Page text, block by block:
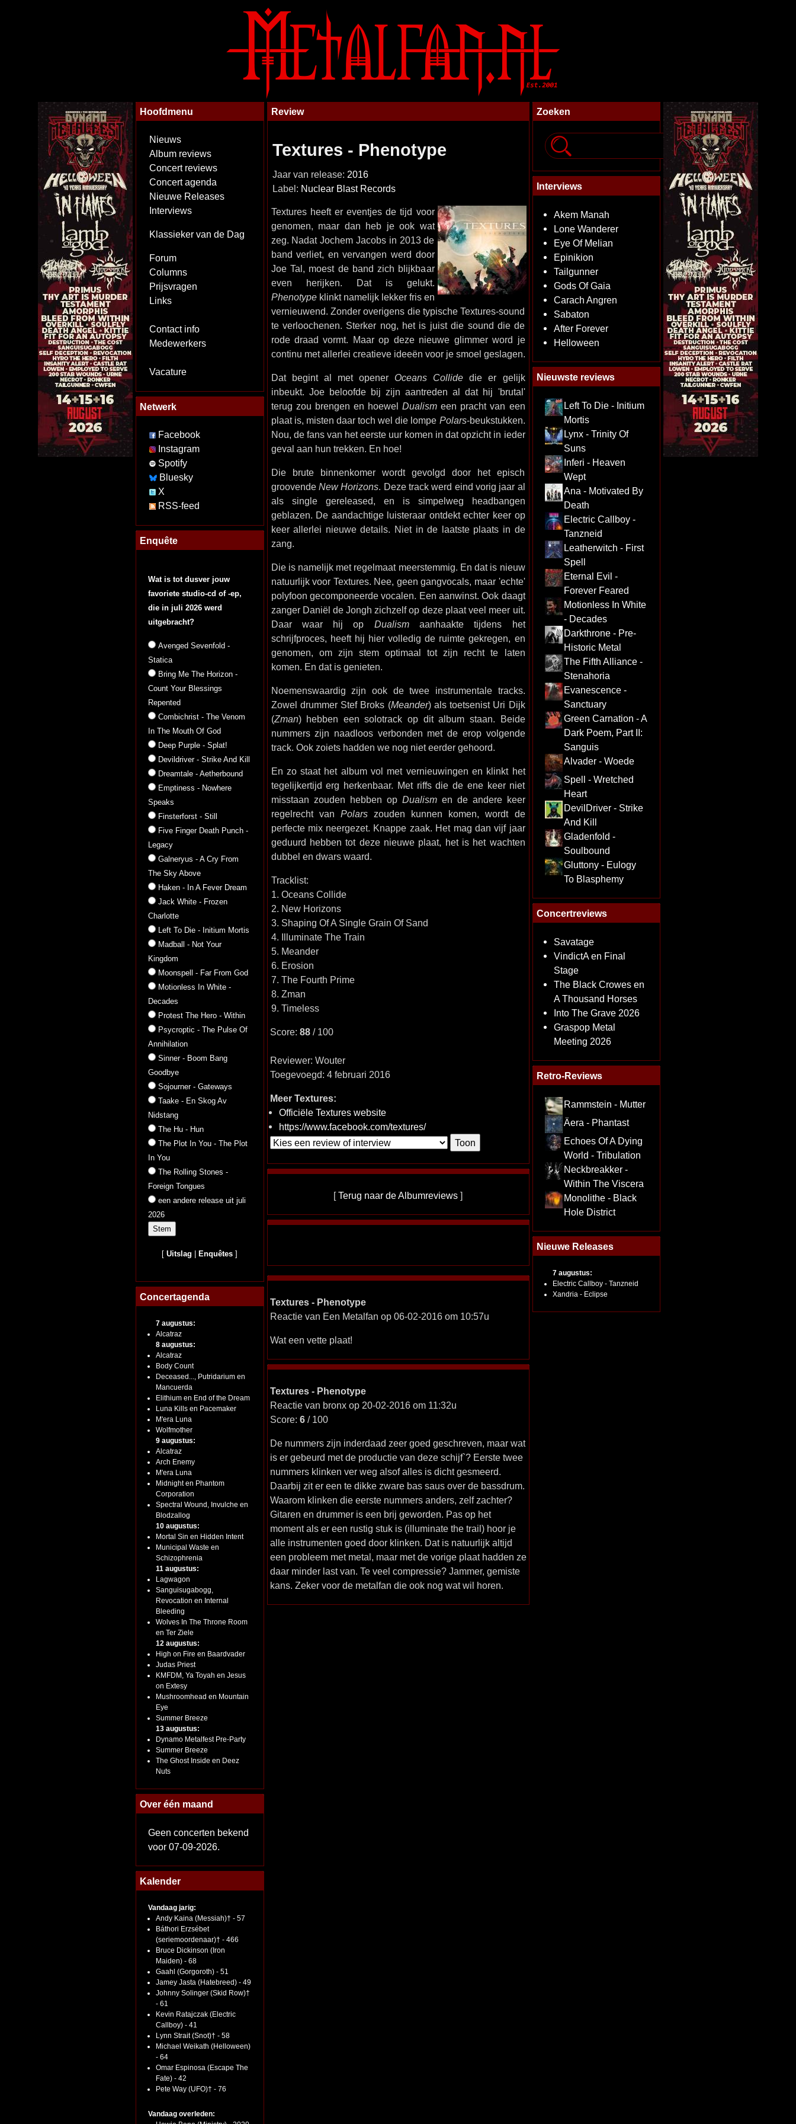
Hoofdmenu
Nieuws
Album reviews
Concert reviews
Concert agenda
Nieuwe Releases
Interviews
Klassieker van de Dag
Forum
Columns
Prijsvragen
Links
Contact info
Medewerkers
Vacature
Netwerk
Facebook
Instagram
Spotify
Bluesky
X
RSS-feed
Enquête
Wat is tot dusver jouw
favoriete studio-cd of -ep,
die in juli 2026 werd
uitgebracht?
Avenged Sevenfold -
Statica
Bring Me The Horizon -
Count Your Blessings
Repented
Combichrist - The Venom
In The Mouth Of God
Deep Purple - Splat!
Devildriver - Strike And Kill
Dreamtale - Aetherbound
Emptiness - Nowhere
Speaks
Finsterforst - Still
Five Finger Death Punch -
Legacy
Galneryus - A Cry From
The Sky Above
Haken - In A Fever Dream
Jack White - Frozen
Charlotte
Left To Die - Initium Mortis
Madball - Not Your
Kingdom
Moonspell - Far From God
Motionless In White -
Decades
Protest The Hero - Within
Psycroptic - The Pulse Of
Annihilation
Sinner - Boom Bang
Goodbye
Sojourner - Gateways
Taake - En Skog Av
Nidstang
The Hu - Hun
The Plot In You - The Plot
In You
The Rolling Stones -
Foreign Tongues
een andere release uit juli
2026
[Uitslag Enquêtes ]
Concertagenda
7 augustus:
Alcatraz
8 augustus:
Alcatraz
Body Count
Deceased..., Putridarium en
Mancuerda
Elithium en End of the Dream
Luna Kills en Pacemaker
M'era Luna
Wolfmother
9 augustus:
Alcatraz
Arch Enemy
M'era Luna
Midnight en Phantom
Corporation
Spectral Wound, Invulche en
Blodzallog
10 augustus:
Mortal Sin en Hidden Intent
Municipal Waste en
Schizophrenia
11 augustus:
Lagwagon
Sanguisugabogg,
Revocation en Internal
Bleeding
Wolves In The Throne Room
en Ter Ziele
12 augustus:
High on Fire en Baardvader
Judas Priest
KMFDM, Ya Toyah en Jesus
on Extesy
Mushroomhead en Mountain
Eye
Summer Breeze
13 augustus:
Dynamo Metalfest Pre-Party
Summer Breeze
The Ghost Inside en Deez
Nuts
Over één maand
Geen concerten bekend
voor 07-09-2026.
Kalender
Vandaag jarig:
Andy Kaina (Messiah)† - 57
Báthori Erzsébet
(seriemoordenaar)† - 466
Bruce Dickinson (Iron
Maiden) - 68
Gaahl (Gorgoroth) - 51
Jamey Jasta (Hatebreed) - 49
Johnny Solinger (Skid Row)†
- 61
Kevin Ratajczak (Electric
Callboy) - 41
Lynn Strait (Snot)† - 58
Michael Weikath (Helloween)
- 64
Omar Espinosa (Escape The
Fate) - 42
Pete Way (UFO)† - 76
Vandaag overleden:
Review
Textures - Phenotype
Jaar van release: 2016
Label: Nuclear Blast Records
Textures heeft er eventjes de tijd voor
genomen, maar dan heb je ook wat
zeg. Nadat Jochem Jacobs in 2013 de
band verliet, en vervangen werd door
Joe Tal, moest de band zich blijkbaar
even herijken. Dat is gelukt.
Phenotypeklinkt namelijk lekker fris en
vernieuwend. Zonder overigens die typische Textures-sound
te verloochenen. Sterker nog, het is juist die sound die de
rode draad vormt. Maar op deze nieuwe glimmer word je
continu met allerlei creatieve ideeën voor je smoel geslagen.
Dat begint al met opener Oceans Collide die er gelijk
inbeukt. Joe beloofde bij zijn aantreden al dat hij 'brutal'
terug zou brengen en hoewelDualism een pracht van een
plaat is, misten daar toch wel die lompe Polars-beukstukken.
Nou, de fans van het eerste uur komen in dat opzicht in ieder
geval aan hun trekken. En hoe!
Die brute binnenkomer wordt gevolgd door het episch
groovende New Horizons. Deze track werd eind vorig jaar al
als single gereleased, en is simpelweg headbangen
geblazen. De aandachtige luisteraar ontdekt echter keer op
keer allerlei nieuwe details. Niet in de laatste plaats in de
zang.
Die is namelijk met regelmaat meerstemmig. En dat is nieuw
natuurlijk voor Textures. Nee, geen gangvocals, maar 'echte'
polyfoon gecomponeerde vocalen. Een aanwinst. Ook daagt
zanger Daniël de Jongh zichzelf op deze plaat veel meer uit.
Daar waar hij op Dualismaanhaakte tijdens het
schrijfproces, heeft hij hier volledig de ruimte gekregen, en
genomen, om zijn stem optimaal tot zijn recht te laten
komen. En dat is genieten.
Noemenswaardig zijn ook de twee instrumentale tracks.
Zowel drummer Stef Broks (Meander) als toetsenist Uri Dijk
(Zman) hebben een solotrack op dit album staan. Beide
nummers zijn naadloos verbonden met de erop volgende
track. Ook zoiets hadden we nog niet eerder gehoord.
En zo staat het album vol met vernieuwingen en klinkt het
tegelijkertijd erg herkenbaar. Met riffs die de ene keer niet
misstaan zouden hebben op Dualismen de andere keer
regelrecht van Polarszouden kunnen komen, wordt de
perfecte mix neergezet. Knappe zaak. Het mag dan vijf jaar
geduurd hebben tot deze nieuwe plaat, het is het wachten
dubbel en dwars waard.
Tracklist:
1. Oceans Collide
2. New Horizons
3. Shaping Of A Single Grain Of Sand
4. Illuminate The Train
5. Meander
6. Erosion
7. The Fourth Prime
8. Zman
9. Timeless
Score: 88/ 100
Reviewer: Wouter
Toegevoegd: 4 februari 2016
Meer Textures:
Officiële Textures website
https://www.facebook.com/textures/
[Terug naar de Albumreviews ]
Textures - Phenotype
Reactie van Een Metalfan op 06-02-2016 om 10:57u
Wat een vette plaat!
Textures - Phenotype
Reactie van bronx op 20-02-2016 om 11:32u
Score: 6/ 100
De nummers zijn inderdaad zeer goed geschreven, maar wat
is er gebeurd met de productie van deze schijf`? Eerste twee
nummers klinken ver weg alsof alles is dicht gesmeerd.
Daarbij zit er een te dikke zware bas saus over de bassdrum.
Waarom klinken die eerste nummers anders, zelf zachter?
Gitaren en drummer is een brij geworden. Pas op het
moment als er een rustig stuk is (illuminate the trail) hoor je
alle instrumenten goed door klinken. Dat is natuurlijk altijd
een probleem met metal, maar met de vorige plaat hadden ze
daar minder last van. Te veel compressie? Jammer, gemiste
kans. Zeker voor de metalfan die ook nog wat wil horen.
Zoeken
Interviews
Akem Manah
Lone Wanderer
Eye Of Melian
Epinikion
Tailgunner
Gods Of Gaia
Carach Angren
Sabaton
After Forever
Helloween
Nieuwste reviews
Left To Die - Initium
Mortis
Lynx - Trinity Of
Suns
Inferi - Heaven
Wept
Ana - Motivated By
Death
Electric Callboy -
Tanzneid
Leatherwitch - First
Spell
Eternal Evil -
Forever Feared
Motionless In White
- Decades
Darkthrone - Pre-
Historic Metal
The Fifth Alliance -
Stenahoria
Evanescence -
Sanctuary
Green Carnation - A
Dark Poem, Part II:
Sanguis
Alvader - Woede
Spell - Wretched
Heart
DevilDriver - Strike
And Kill
Gladenfold -
Soulbound
Gluttony - Eulogy
To Blasphemy
Concertreviews
Savatage
VindictA en Final
Stage
The Black Crowes en
A Thousand Horses
Into The Grave 2026
Graspop Metal
Meeting 2026
Retro-Reviews
Rammstein - Mutter
Äera - Phantast
Echoes Of A Dying
World - Tribulation
Neckbreakker -
Within The Viscera
Monolithe - Black
Hole District
Nieuwe Releases
7 augustus:
Electric Callboy - Tanzneid
Xandria - Eclipse